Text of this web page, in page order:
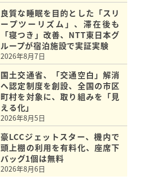
良質な睡眠を目的とした「スリ
ープツーリズム」、滞在後も
「寝つき」改善、NTT東日本グ
ループが宿泊施設で実証実験
2026年8月7日
国土交通省、「交通空白」解消
へ認定制度を創設、全国の市区
町村を対象に、取り組みを「見
える化」
2026年8月5日
豪LCCジェットスター、機内で
頭上棚の利用を有料化、座席下
バッグ1個は無料
2026年8月6日